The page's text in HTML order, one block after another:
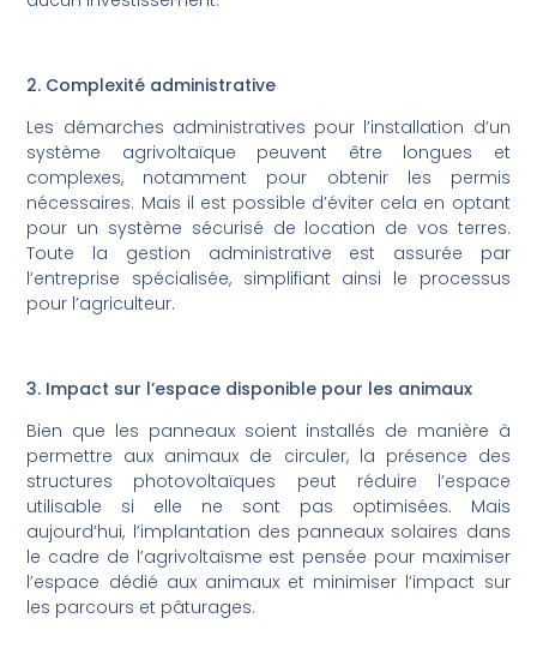
2. Complexité administrative
Les démarches administratives pour l’installation d’un
système agrivoltaïque peuvent être longues et
complexes, notamment pour obtenir les permis
nécessaires. Mais il est possible d’éviter cela en optant
pour un système sécurisé de location de vos terres.
Toute la gestion administrative est assurée par
l’entreprise spécialisée, simplifiant ainsi le processus
pour l’agriculteur.
3. Impact sur l’espace disponible pour les animaux
Bien que les panneaux soient installés de manière à
permettre aux animaux de circuler, la présence des
structures photovoltaïques peut réduire l’espace
utilisable si elle ne sont pas optimisées. Mais
aujourd’hui, l’implantation des panneaux solaires dans
le cadre de l’agrivoltaïsme est pensée pour maximiser
l’espace dédié aux animaux et minimiser l’impact sur
les parcours et pâturages.